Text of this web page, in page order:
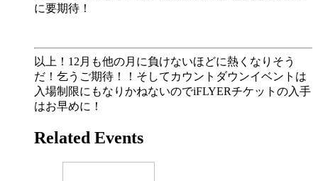
に要期待！
以上！12月も他の月に負けないほどに熱くなりそう
だ！乞うご期待！！そしてカウントダウンイベントは
入場制限にもなりかねないのでiFLYERチケットの入手
はお早めに！
Related Events